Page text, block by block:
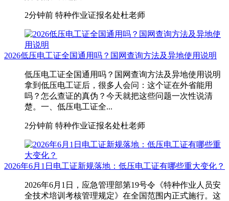
2分钟前 特种作业证报名处杜老师
2026低压电工证全国通用吗？国网查询方法及异地使用说明
低压电工证全国通用吗？国网查询方法及异地使用说明
拿到低压电工证后，很多人会问：这个证在外省能用
吗？怎么查证的真伪？今天就把这些问题一次性说清
楚。一、低压电工证全...
2分钟前 特种作业证报名处杜老师
2026年6月1日电工证新规落地：低压电工证有哪些重大变化？
2026年6月1日，应急管理部第19号令《特种作业人员安
全技术培训考核管理规定》在全国范围内正式施行。这